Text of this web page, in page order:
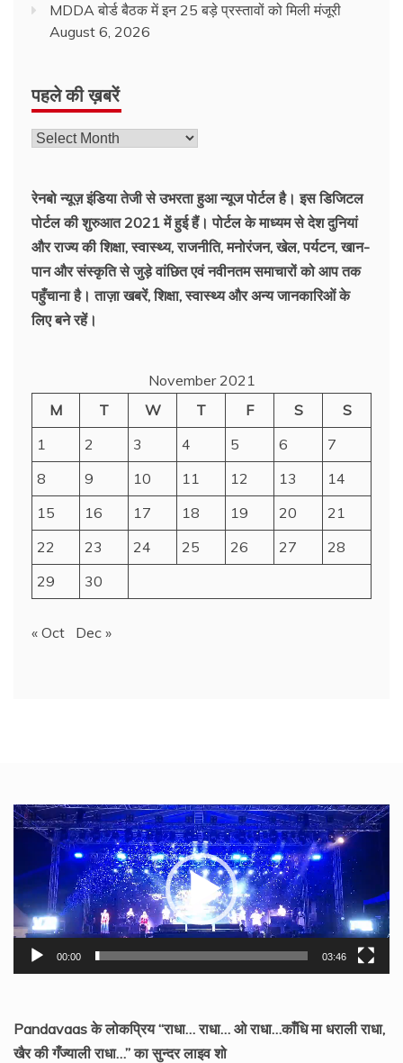
MDDA बोर्ड बैठक में इन 25 बड़े प्रस्तावों को मिली मंजूरी
August 6, 2026
पहले की ख़बरें
रेनबो न्यूज़ इंडिया तेजी से उभरता हुआ न्‍यूज पोर्टल है। इस डिजिटल
पोर्टल की शुरुआत 2021 में हुई हैं। पोर्टल के माध्यम से देश दुनियां
और राज्य की शिक्षा, स्वास्थ्य, राजनीति, मनोरंजन, खेल, पर्यटन, खान-
पान और संस्कृति से जुड़े वांछित एवं नवीनतम समाचारों को आप तक
पहुँचाना है। ताज़ा खबरें, शिक्षा, स्वास्थ्य और अन्य जानकारिओं के
लिए बने रहें।
November 2021
M
T W T F S
S
1
2 3 4 5 6
7
8
9 10 11 12 13
14
15
16 17 18 19 20
21
22
23 24 25 26 27
28
29
30
« Oct Dec »
Video
Player
00:00 03:46
Pandavaas के लोकप्रिय “राधा… राधा… ओ राधा…काँधि मा धराली राधा,
खैर की गँज्याली राधा…” का सुन्दर लाइव शो